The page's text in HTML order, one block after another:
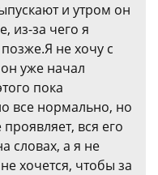
и утром он
из-за чего я
не хочу с
уже начал
пока
все нормально, но
вся его
словах, а я не
хочется, чтобы за